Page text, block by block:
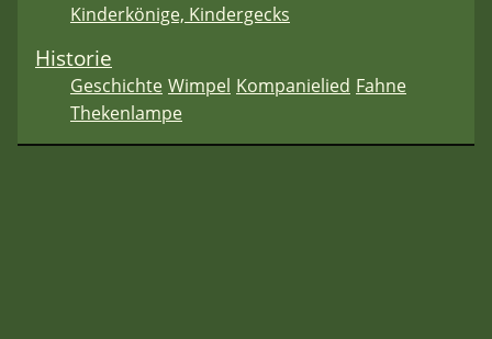
Kinderkönige, Kindergecks
Historie
Geschichte Wimpel Kompanielied Fahne
Thekenlampe